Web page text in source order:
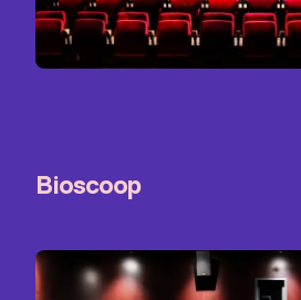
Bioscoop